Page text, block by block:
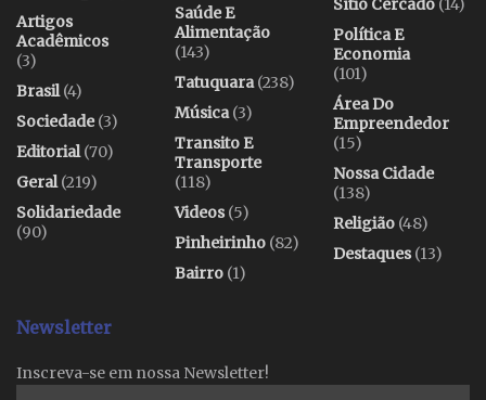
Artigos
Acadêmicos
(3)
Brasil(4)
Sociedade(3)
Editorial(70)
Geral(219)
Solidariedade
(90)
Saúde E
Alimentação
(143)
Tatuquara(238)
Música(3)
Transito E
Transporte
(118)
Videos(5)
Pinheirinho (82)
Bairro (1)
Sítio Cercado (14)
Política E
Economia
(101)
Área Do
Empreendedor
(15)
Nossa Cidade
(138)
Religião (48)
Destaques(13)
Newsletter
Inscreva-se em nossa Newsletter!